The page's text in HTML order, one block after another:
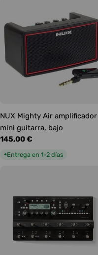
NUX Mighty Air amplificador
mini guitarra, bajo
Precio
145,00 €
●Entrega en 1-2 días